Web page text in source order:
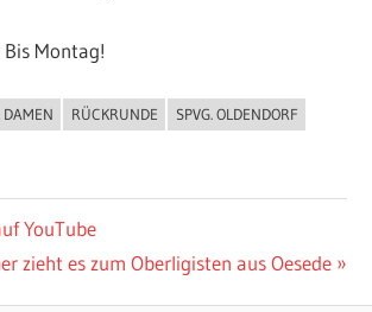
Bis Montag!
DAMEN RÜCKRUNDE
SPVG. OLDENDORF
YouTube
zieht es zum Oberligisten aus Oesede